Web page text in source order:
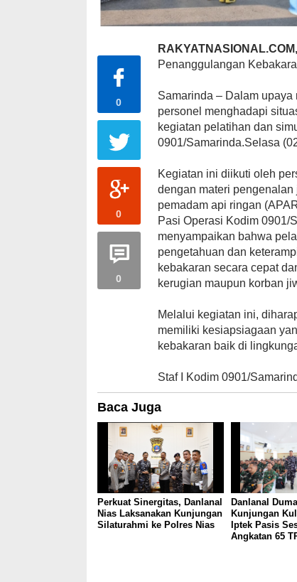
0
0
0
Penanggulangan
Samarinda – Dalam
personel menghadapi
kegiatan pelatihan dan
0901/Samarinda.Selasa
Kegiatan ini diikuti oleh
dengan materi
pemadam api ringan
Pasi Operasi Kodim 0901/
menyampaikan bahwa
pengetahuan dan
kebakaran secara cepat
kerugian maupun korban
Melalui kegiatan ini,
memiliki kesiapsiagaan
kebakaran baik di
Staf I Kodim 0901/
Baca Juga
Perkuat Sinergitas, Danlanal
Nias Laksanakan Kunjungan
Silaturahmi ke Polres Nias
Danlanal
Kunjungan
Iptek Pasis
Angkatan 65